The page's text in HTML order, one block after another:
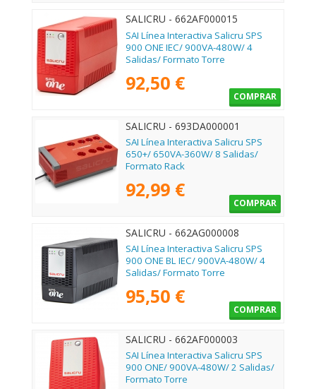
SALICRU - 662AF000015
SAI Línea Interactiva Salicru SPS
900 ONE IEC/ 900VA-480W/ 4
Salidas/ Formato Torre
92,50 €
COMPRAR
SALICRU - 693DA000001
SAI Línea Interactiva Salicru SPS
650+/ 650VA-360W/ 8 Salidas/
Formato Rack
92,99 €
COMPRAR
SALICRU - 662AG000008
SAI Línea Interactiva Salicru SPS
900 ONE BL IEC/ 900VA-480W/ 4
Salidas/ Formato Torre
95,50 €
COMPRAR
SALICRU - 662AF000003
SAI Línea Interactiva Salicru SPS
900 ONE/ 900VA-480W/ 2 Salidas/
Formato Torre